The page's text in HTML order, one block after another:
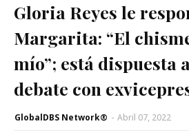
Gloria Reyes le
Margarita: “El
mío”; está dispuesta
debate con
GlobalDBS Network® - Abril 07, 2022